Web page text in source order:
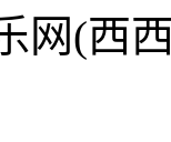
网(西